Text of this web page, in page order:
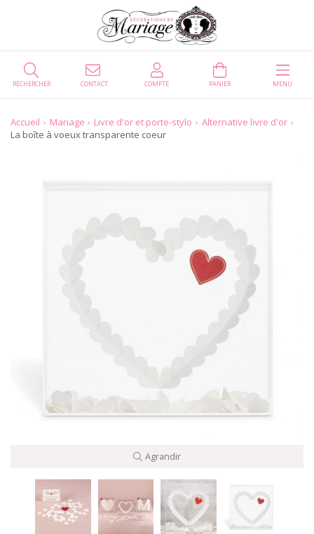
CONTACT
RECHERCHER COMPTE PANIER MENU
Accueil Mariage Livre d'or et porte-stylo
Alternative livre d'or
La boîte à voeux transparente coeur
Agrandir